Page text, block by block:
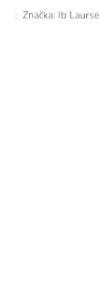
Značka: Ib